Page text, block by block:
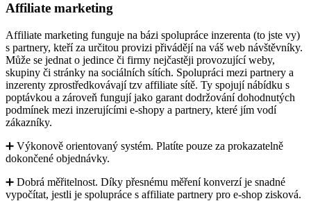
Affiliate marketing
Affiliate marketing funguje na bázi spolupráce inzerenta (to jste vy)
s partnery, kteří za určitou provizi přivádějí na váš web návštěvníky.
Může se jednat o jedince či firmy nejčastěji provozující weby,
skupiny či stránky na sociálních sítích. Spolupráci mezi partnery a
inzerenty zprostředkovávají tzv affiliate sítě. Ty spojují nábídku s
poptávkou a zároveň fungují jako garant dodržování dohodnutých
podmínek mezi inzerujícími e-shopy a partnery, které jím vodí
zákazníky.
➕ Výkonově orientovaný systém. Platíte pouze za prokazatelně
dokončené objednávky.
➕ Dobrá měřitelnost. Díky přesnému měření konverzí je snadné
vypočítat, jestli je spolupráce s affiliate partnery pro e-shop zisková.